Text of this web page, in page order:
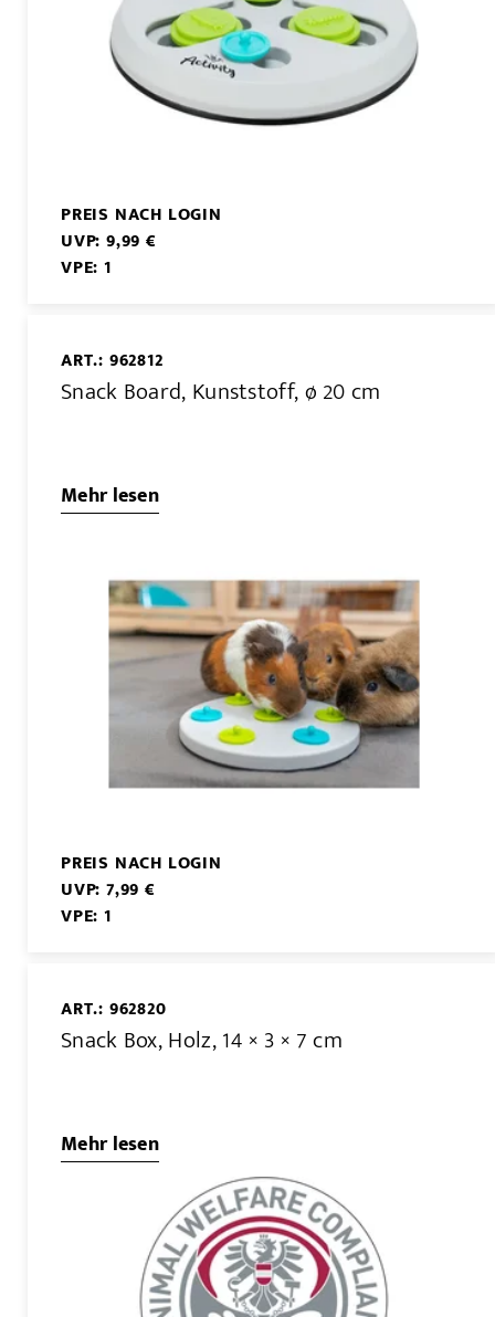
PREIS NACH LOGIN
UVP: 9,99 €
VPE: 1
ART.: 962812
Snack Board, Kunststoff, ø 20 cm
Mehr lesen
PREIS NACH LOGIN
UVP: 7,99 €
VPE: 1
ART.: 962820
Snack Box, Holz, 14 × 3 × 7 cm
Mehr lesen